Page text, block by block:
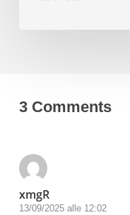
3 Comments
xmgR
13/09/2025 alle 12:02